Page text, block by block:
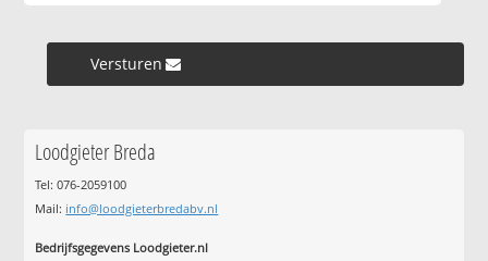
Versturen »
Loodgieter Breda
Tel: 076-2059100
Mail: info@loodgieterbredabv.nl
Bedrijfsgegevens Loodgieter.nl